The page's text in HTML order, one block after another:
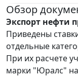
Обзор
Экспорт нефти
Приведены
отдельные
При их расчете
марки "Юралс"